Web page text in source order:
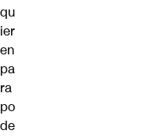
qu
ier
en
pa
ra
po
de